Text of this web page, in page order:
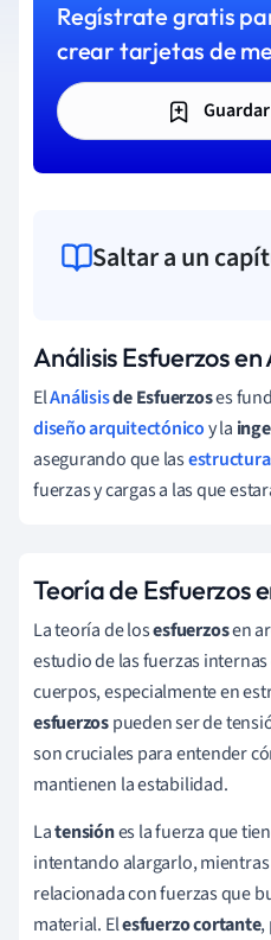
Regístrate gratis
crear tarjetas de
Saltar a un
Análisis Esfuerzos
ElAnálisisde Esfuerzoses
diseño arquitectónicoy la
asegurando que las
fuerzas y cargas a las que
Teoría de Esfuerzos
La teoría de losesfuerzosen
estudio de las fuerzas
cuerpos, especialmente en
esfuerzospueden ser de
son cruciales para entender
mantienen la estabilidad.
Latensiónes la fuerza que
intentando alargarlo,
relacionada con fuerzas que
material. Elesfuerzo cortante,